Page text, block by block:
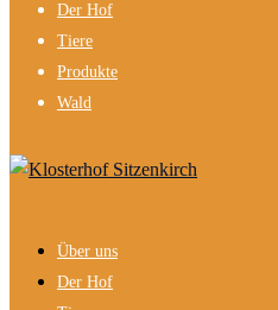
Der Hof
Tiere
Produkte
Wald
Über uns
Der Hof